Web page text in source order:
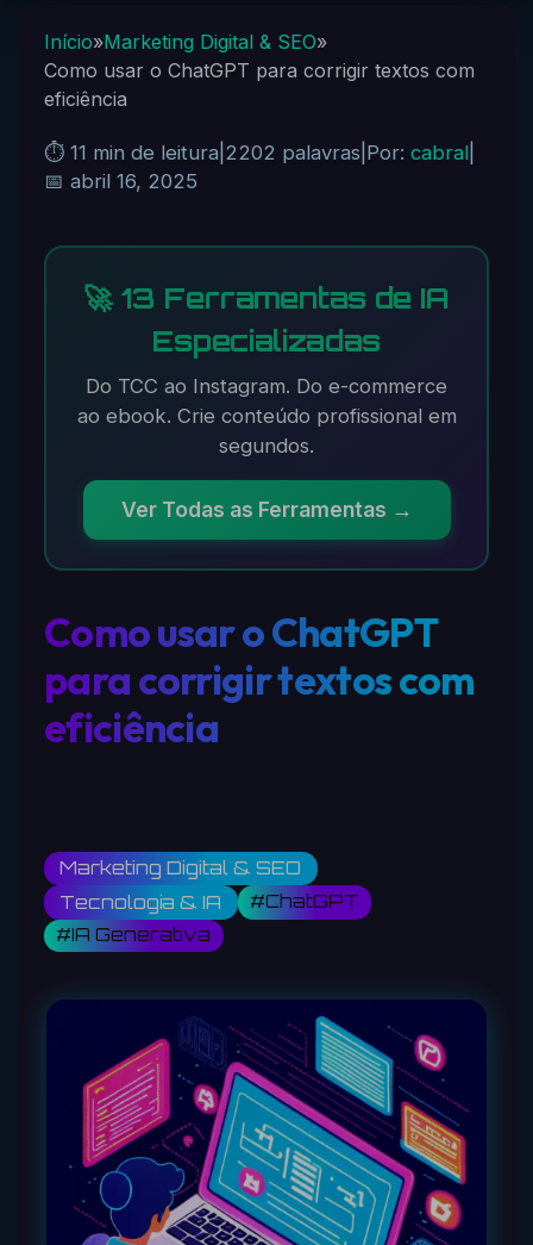
Início»Marketing Digital & SEO»
Como usar o ChatGPT para corrigir textos com
eficiência
⏱️ 11 min de leitura 2202 palavras Por: cabral|
📅 abril 16, 2025
🚀 13 Ferramentas de IA
Especializadas
Do TCC ao Instagram. Do e-commerce
ao ebook. Crie conteúdo profissional em
segundos.
Ver Todas as Ferramentas →
Como usar o ChatGPT
para corrigir textos com
eficiência
Marketing Digital & SEO
Tecnologia & IA
#ChatGPT
#IA Generativa